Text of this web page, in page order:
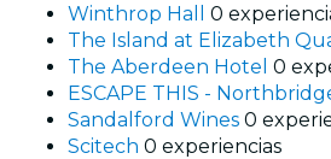
Winthrop Hall 0
The Island at Elizabeth
The Aberdeen Hotel 0
ESCAPE THIS -
Sandalford Wines 0
Scitech 0 experiencias